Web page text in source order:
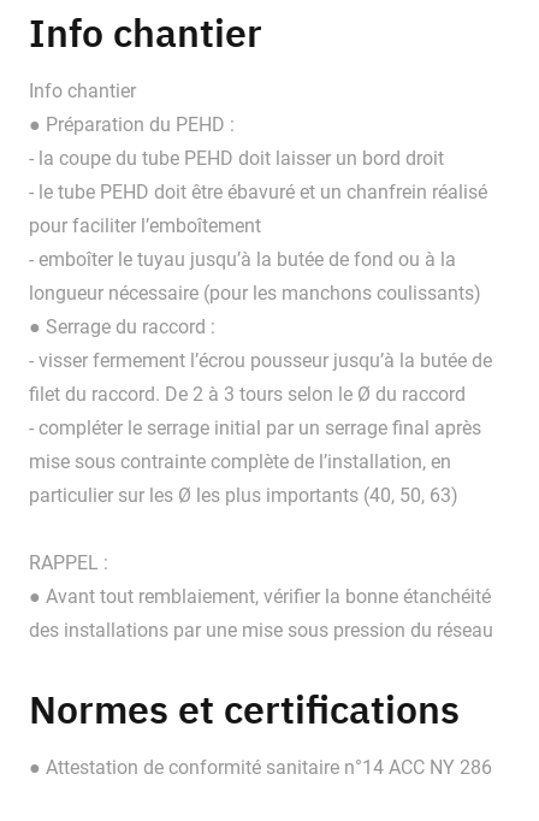
Info chantier
Info chantier
● Préparation du PEHD :
- la coupe du tube PEHD doit laisser un bord droit
- le tube PEHD doit être ébavuré et un chanfrein réalisé
pour faciliter l’emboîtement
- emboîter le tuyau jusqu’à la butée de fond ou à la
longueur nécessaire (pour les manchons coulissants)
● Serrage du raccord :
- visser fermement l’écrou pousseur jusqu’à la butée de
filet du raccord. De 2 à 3 tours selon le Ø du raccord
- compléter le serrage initial par un serrage final après
mise sous contrainte complète de l’installation, en
particulier sur les Ø les plus importants (40, 50, 63)
RAPPEL :
● Avant tout remblaiement, vérifier la bonne étanchéité
des installations par une mise sous pression du réseau
Normes et certifications
● Attestation de conformité sanitaire n°14 ACC NY 286